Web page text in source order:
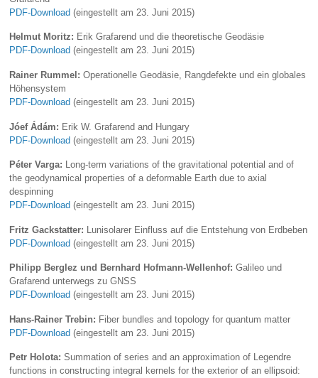
PDF-Download (eingestellt am 23. Juni 2015)
Helmut Moritz: Erik Grafarend und die theoretische Geodäsie
PDF-Download (eingestellt am 23. Juni 2015)
Rainer Rummel: Operationelle Geodäsie, Rangdefekte und ein globales
Höhensystem
PDF-Download (eingestellt am 23. Juni 2015)
Jóef Ádám: Erik W. Grafarend and Hungary
PDF-Download (eingestellt am 23. Juni 2015)
Péter Varga: Long-term variations of the gravitational potential and of
the geodynamical properties of a deformable Earth due to axial
despinning
PDF-Download (eingestellt am 23. Juni 2015)
Fritz Gackstatter: Lunisolarer Einfluss auf die Entstehung von Erdbeben
PDF-Download (eingestellt am 23. Juni 2015)
Philipp Berglez und Bernhard Hofmann-Wellenhof:Galileo und
Grafarend unterwegs zu GNSS
PDF-Download (eingestellt am 23. Juni 2015)
Hans-Rainer Trebin: Fiber bundles and topology for quantum matter
PDF-Download (eingestellt am 23. Juni 2015)
Petr Holota:Summation of series and an approximation of Legendre
functions in constructing integral kernels for the exterior of an ellipsoid: